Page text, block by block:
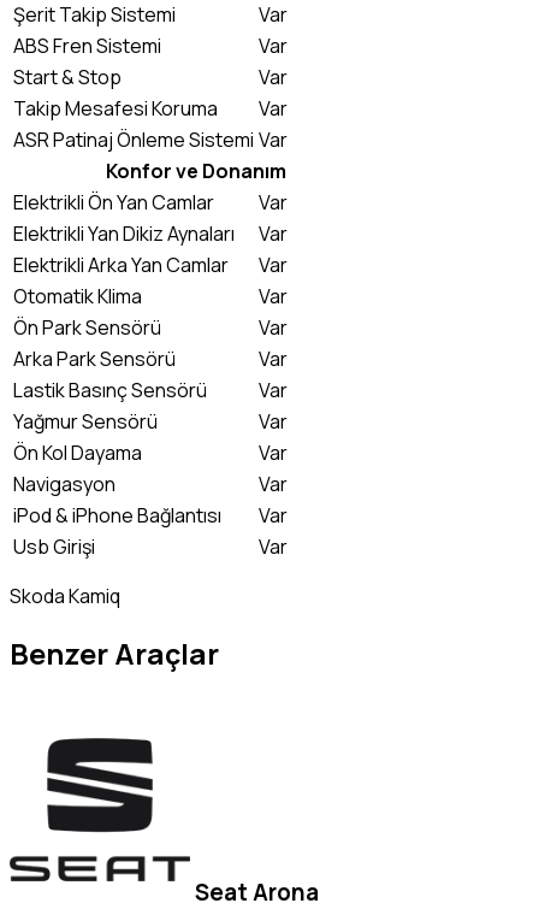
Şerit Takip Sistemi
Var
ABS Fren Sistemi
Var
Start & Stop
Var
Takip Mesafesi Koruma
Var
ASR Patinaj Önleme Sistemi Var
Konfor ve Donanım
Elektrikli Ön Yan Camlar
Var
Elektrikli Yan Dikiz Aynaları
Var
Elektrikli Arka Yan Camlar
Var
Otomatik Klima
Var
Ön Park Sensörü
Var
Arka Park Sensörü
Var
Lastik Basınç Sensörü
Var
Yağmur Sensörü
Var
Ön Kol Dayama
Var
Navigasyon
Var
iPod & iPhone Bağlantısı
Var
Usb Girişi
Var
Skoda Kamiq
Benzer Araçlar
Seat Arona